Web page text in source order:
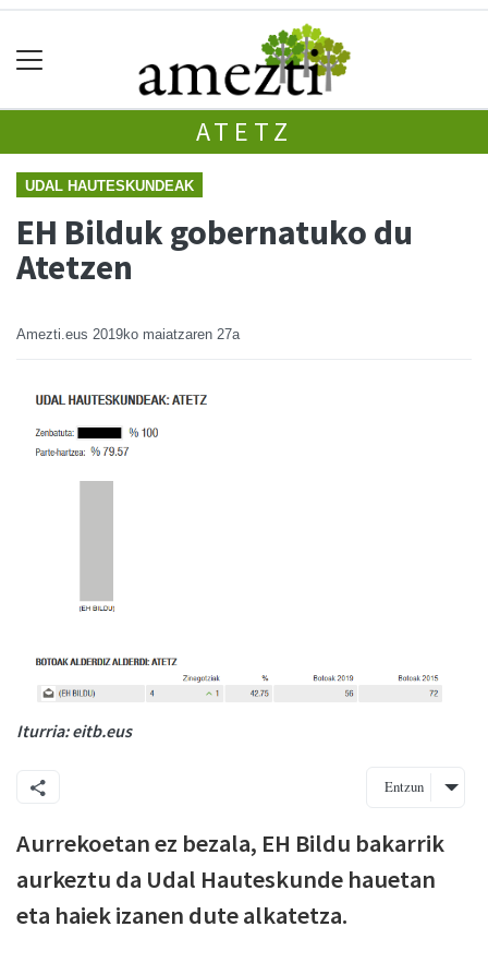
ATETZ
UDAL HAUTESKUNDEAK
EH Bilduk gobernatuko du
Atetzen
Amezti.eus 2019ko maiatzaren 27a
Iturria: eitb.eus
Entzun
Aurrekoetan ez bezala, EH Bildu bakarrik
aurkeztu da Udal Hauteskunde hauetan
eta haiek izanen dute alkatetza.